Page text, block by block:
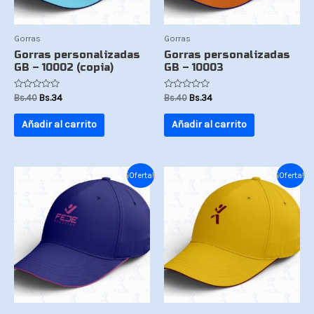
Gorras
Gorras personalizadas
GB – 10002 (copia)
Valorado
0
Bs.40 Bs.34
Añadir al carrito
Gorras
Gorras personalizadas
GB – 10003
Valorado
0
Bs.40 Bs.34
Añadir al carrito
¡Oferta!
original
era:
Bs.40.
precio
actual
es:
Bs.34.
¡Oferta!
original
era:
Bs.40.
precio
actual
es:
Bs.34.